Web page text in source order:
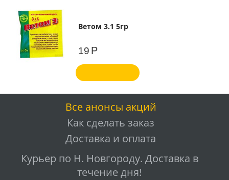
Ветом 3.1 5гр
19 Р
Все анонсы акций
Как сделать заказ
Доставка и оплата
Курьер по Н. Новгороду. Доставка в
течение дня!